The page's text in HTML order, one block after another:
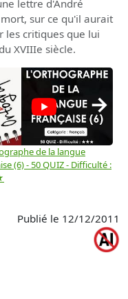
lettre d'André
sur ce qu'il aurait
les critiques que lui
XVIIIe siècle.
de la langue
(6) - 50 QUIZ - Difficulté :
→
Publié le 12/12/2011